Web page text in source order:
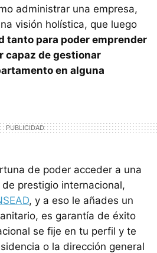
administrar una empresa,
visión holística, que luego
tanto para poder emprender
capaz de gestionar
en alguna
de poder acceder a una
prestigio internacional,
, y a eso le añades un
es garantía de éxito
se fije en tu perfil y te
o la dirección general